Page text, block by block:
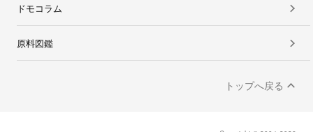
ドモコラム
原料図鑑
トップへ戻る